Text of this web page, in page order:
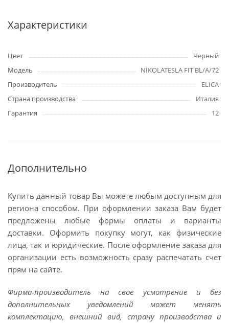
Характеристики
Цвет
Черный
Модель
NIKOLATESLA FIT BL/A/72
Производитель
ELICA
Страна производства
Италия
Гарантия
12
Дополнительно
Купить данный товар Вы можете любым доступным для
региона способом. При оформлении заказа Вам будет
предложены любые формы оплаты и варианты
доставки. Оформить покупку могут, как физические
лица, так и юридические. После оформление заказа для
организации есть возможность сразу распечатать счет
прям на сайте.
Фирма-производитель на свое усмотрение и без
дополнительных уведомлений может менять
комплектацию, внешний вид, страну производства и